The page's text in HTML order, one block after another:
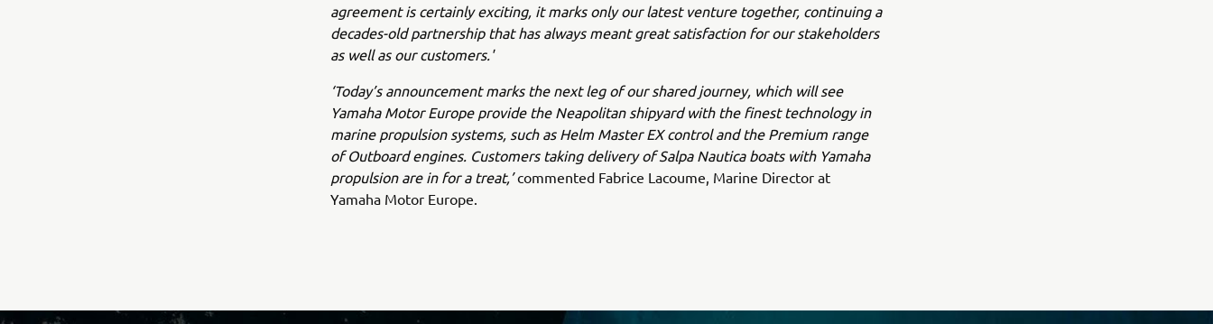
agreement is certainly exciting, it marks only our latest venture together, continuing a
decades-old partnership that has always meant great satisfaction for our stakeholders
as well as our customers.'
‘Today’s announcement marks the next leg of our shared journey, which will see
Yamaha Motor Europe provide the Neapolitan shipyard with the finest technology in
marine propulsion systems, such as Helm Master EX control and the Premium range
of Outboard engines. Customers taking delivery of Salpa Nautica boats with Yamaha
propulsion are in for a treat,’commented Fabrice Lacoume, Marine Director at
Yamaha Motor Europe.